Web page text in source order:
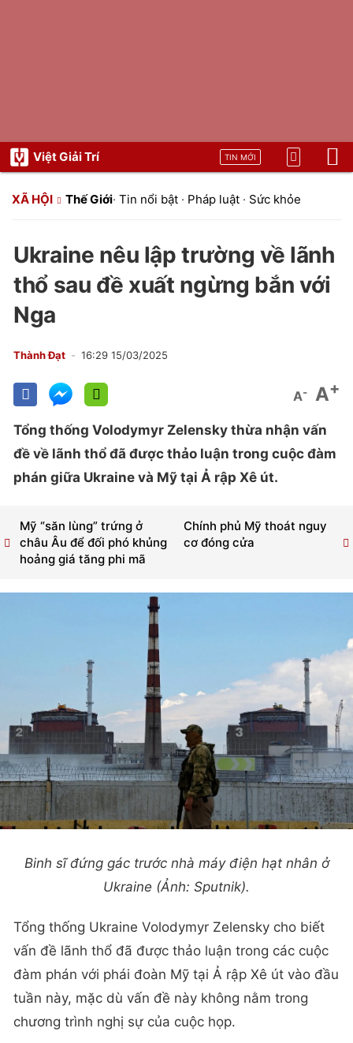
Việt Giải Trí TIN MỚI
XÃ HỘI Thế Giới· Tin nổi bật · Pháp luật · Sức khỏe
Ukraine nêu lập trường về lãnh
thổ sau đề xuất ngừng bắn với
Nga
Thành Đạt 16:29 15/03/2025
A- A+
Tổng thống Volodymyr Zelensky thừa nhận vấn
đề về lãnh thổ đã được thảo luận trong cuộc đàm
phán giữa Ukraine và Mỹ tại Ả rập Xê út.
Chính phủ Mỹ thoát nguy
cơ đóng cửa
Mỹ “săn lùng” trứng ở
châu Âu để đối phó khủng
hoảng giá tăng phi mã
Binh sĩ đứng gác trước nhà máy điện hạt nhân ở
Ukraine (Ảnh: Sputnik).
Tổng thống Ukraine Volodymyr Zelensky cho biết
vấn đề lãnh thổ đã được thảo luận trong các cuộc
đàm phán với phái đoàn Mỹ tại Ả rập Xê út vào đầu
tuần này, mặc dù vấn đề này không nằm trong
chương trình nghị sự của cuộc họp.